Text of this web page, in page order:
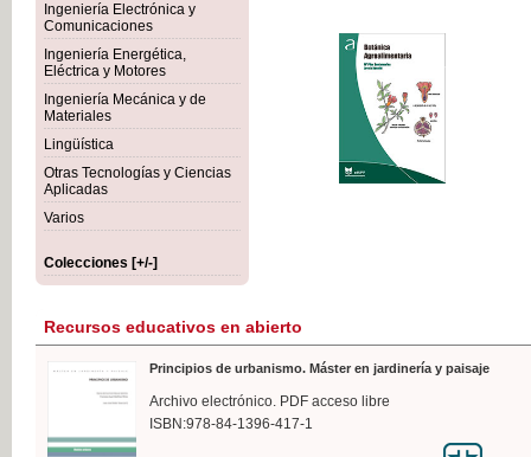
Ingeniería Electrónica y
Comunicaciones
Ingeniería Energética,
Eléctrica y Motores
Ingeniería Mecánica y de
Materiales
Lingüística
Otras Tecnologías y Ciencias
Aplicadas
Varios
Colecciones [+/-]
Recursos educativos en abierto
Principios de urbanismo. Máster en jardinería y paisaje
Archivo electrónico. PDF acceso libre
ISBN:978-84-1396-417-1